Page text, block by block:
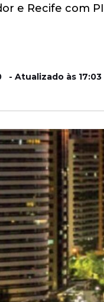
e Recife com
- Atualizado às 17:03